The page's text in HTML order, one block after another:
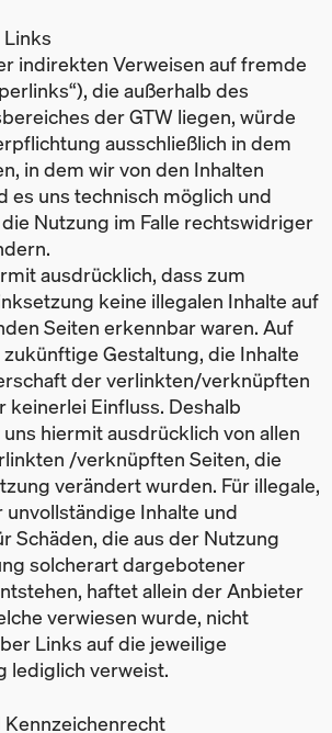
indirekten Verweisen auf fremde
die außerhalb des
der GTW liegen, würde
ausschließlich in dem
in dem wir von den Inhalten
es uns technisch möglich und
Nutzung im Falle rechtswidriger
ausdrücklich, dass zum
keine illegalen Inhalte auf
Seiten erkennbar waren. Auf
Gestaltung, die Inhalte
der verlinkten/verknüpften
keinerlei Einfluss. Deshalb
hiermit ausdrücklich von allen
/verknüpften Seiten, die
verändert wurden. Für illegale,
Inhalte und
Schäden, die aus der Nutzung
solcherart dargebotener
haftet allein der Anbieter
verwiesen wurde, nicht
Links auf die jeweilige
lediglich verweist.